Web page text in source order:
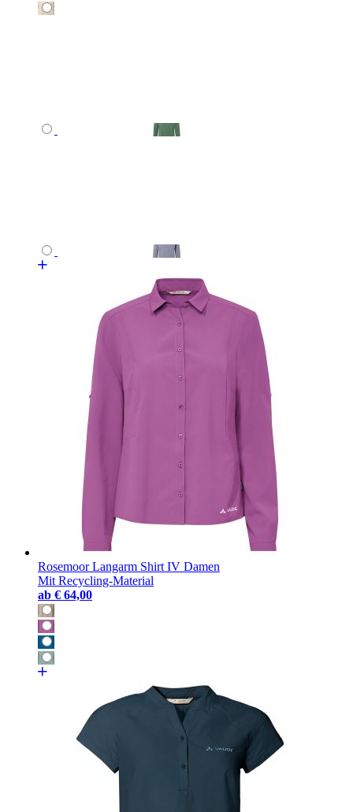
Rosemoor Langarm Shirt IV Damen
Mit Recycling-Material
ab € 64,00